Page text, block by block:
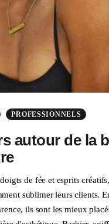
PROFESSIONNELS
autour de la
de fée et esprits
sublimer leurs clients.
ils sont les mieux